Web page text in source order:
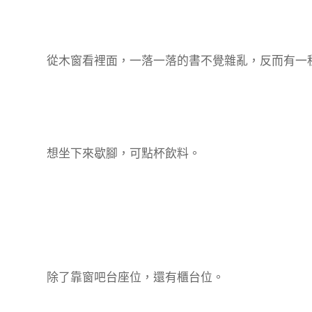
從木窗看裡面，一落一落的書不覺雜亂，反而有一
想坐下來歇腳，可點杯飲料。
除了靠窗吧台座位，還有櫃台位。